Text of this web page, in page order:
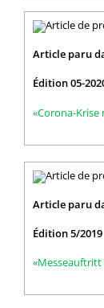
Article paru
Édition 05-
«Corona-Krise
Article paru
Édition 5/2019